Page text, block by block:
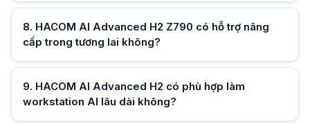
Hữu ích (0 )
Hữu ích (0)
8. HACOM AI Advanced H2 Z790 có hỗ trợ nâng
cấp trong tương lai không?
9. HACOM AI Advanced H2 có phù hợp làm
workstation AI lâu dài không?